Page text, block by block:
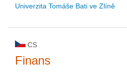
Univerzita Tomáše Bati ve Zlíně
CS
Finans